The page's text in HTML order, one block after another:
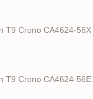
T9 Crono CA4624-56X
T9 Crono CA4624-56E